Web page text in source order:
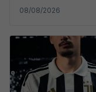
08/08/2026